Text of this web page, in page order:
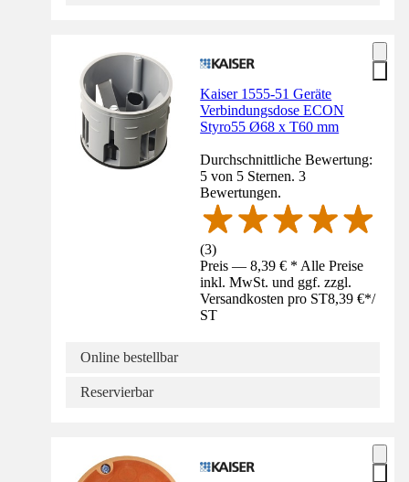
Kaiser 1555-51 Geräte
Verbindungsdose ECON
Styro55 Ø68 x T60 mm
Durchschnittliche Bewertung:
5 von 5 Sternen. 3
Bewertungen.
(3)
Preis — 8,39 € * Alle Preise
inkl. MwSt. und ggf. zzgl.
Versandkosten pro ST8,39 €*/
ST
Online bestellbar
Reservierbar